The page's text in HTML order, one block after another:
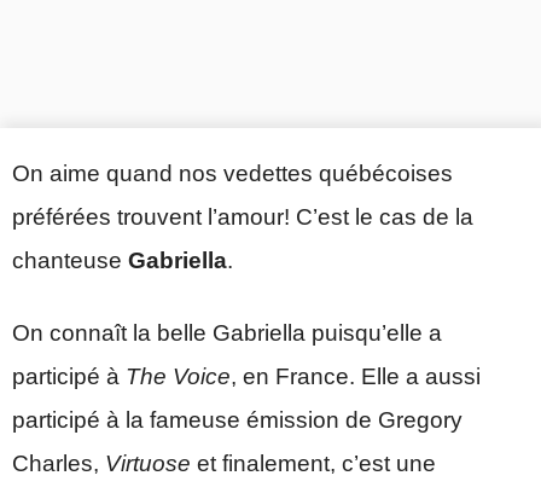
On aime quand nos vedettes québécoises
préférées trouvent l’amour! C’est le cas de la
chanteuse Gabriella.
On connaît la belle Gabriella puisqu’elle a
participé à The Voice, en France. Elle a aussi
participé à la fameuse émission de Gregory
Charles, Virtuose et finalement, c’est une